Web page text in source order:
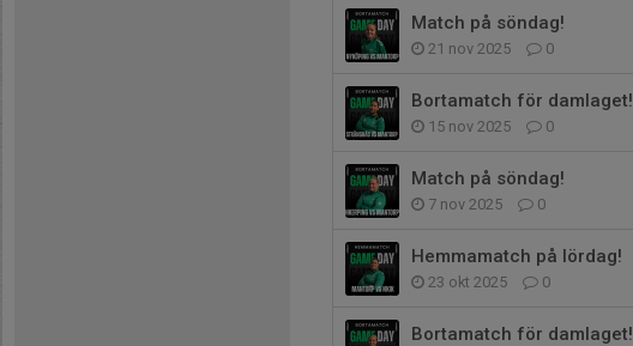
Match på söndag!
21 nov 2025 0
Bortamatch för damlaget!
15 nov 2025 0
Match på söndag!
7 nov 2025 0
Hemmamatch på lördag!
23 okt 2025 0
Bortamatch för damlaget!